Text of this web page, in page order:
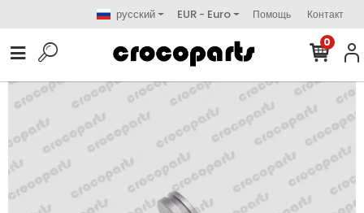
русский EUR - Euro Помощь Контакт
0